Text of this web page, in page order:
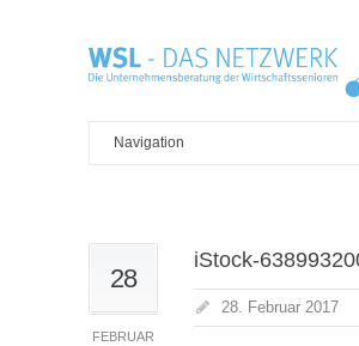
28
FEBRUAR
iStock-
28. Februar 2017